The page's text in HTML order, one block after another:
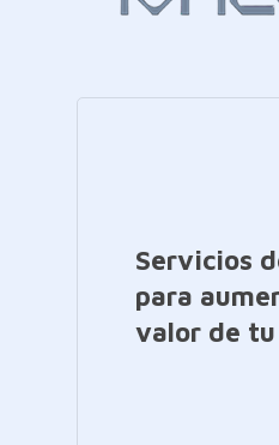
Servicios
para
valor de